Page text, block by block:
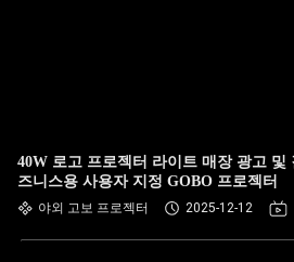
40W 로고 프로젝터 라이트 매장 광고 및
즈니스용 사용자 지정 GOBO 프로젝터
야외 고보 프로젝터 2025-12-12